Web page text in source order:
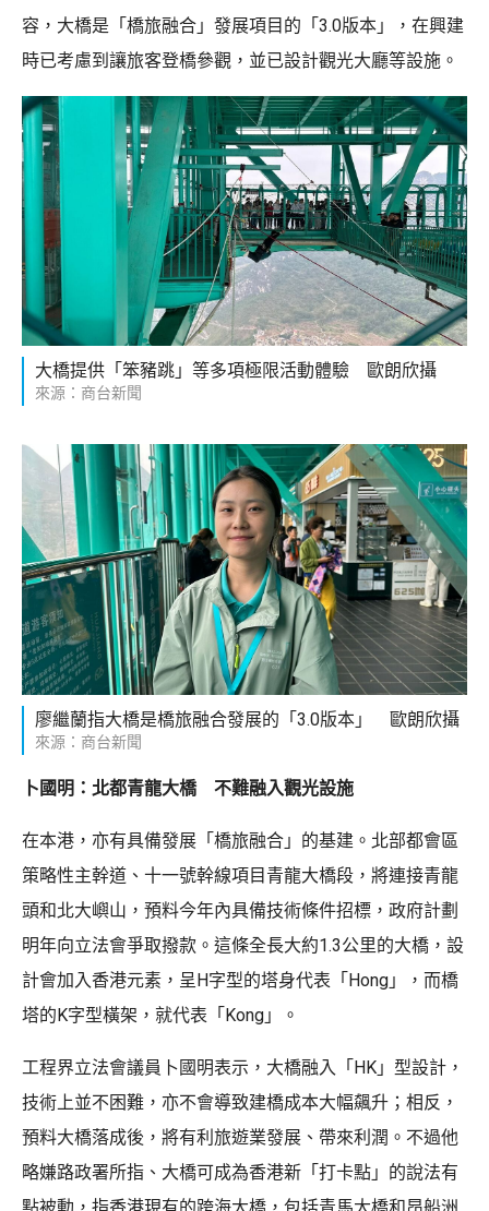
容，大橋是「橋旅融合」發展項目的「3.0版本」，在興建
時已考慮到讓旅客登橋參觀，並已設計觀光大廳等設施。
大橋提供「笨豬跳」等多項極限活動體驗 歐朗欣攝
來源：商台新聞
廖繼蘭指大橋是橋旅融合發展的「3.0版本」 歐朗欣攝
來源：商台新聞
卜國明：北都青龍大橋 不難融入觀光設施
在本港，亦有具備發展「橋旅融合」的基建。北部都會區
策略性主幹道、十一號幹線項目青龍大橋段，將連接青龍
頭和北大嶼山，預料今年內具備技術條件招標，政府計劃
明年向立法會爭取撥款。這條全長大約1.3公里的大橋，設
計會加入香港元素，呈H字型的塔身代表「Hong」，而橋
塔的K字型橫架，就代表「Kong」。
工程界立法會議員卜國明表示，大橋融入「HK」型設計，
技術上並不困難，亦不會導致建橋成本大幅飆升；相反，
預料大橋落成後，將有利旅遊業發展、帶來利潤。不過他
略嫌路政署所指、大橋可成為香港新「打卡點」的說法有
點被動，指香港現有的跨海大橋，包括青馬大橋和昂船洲